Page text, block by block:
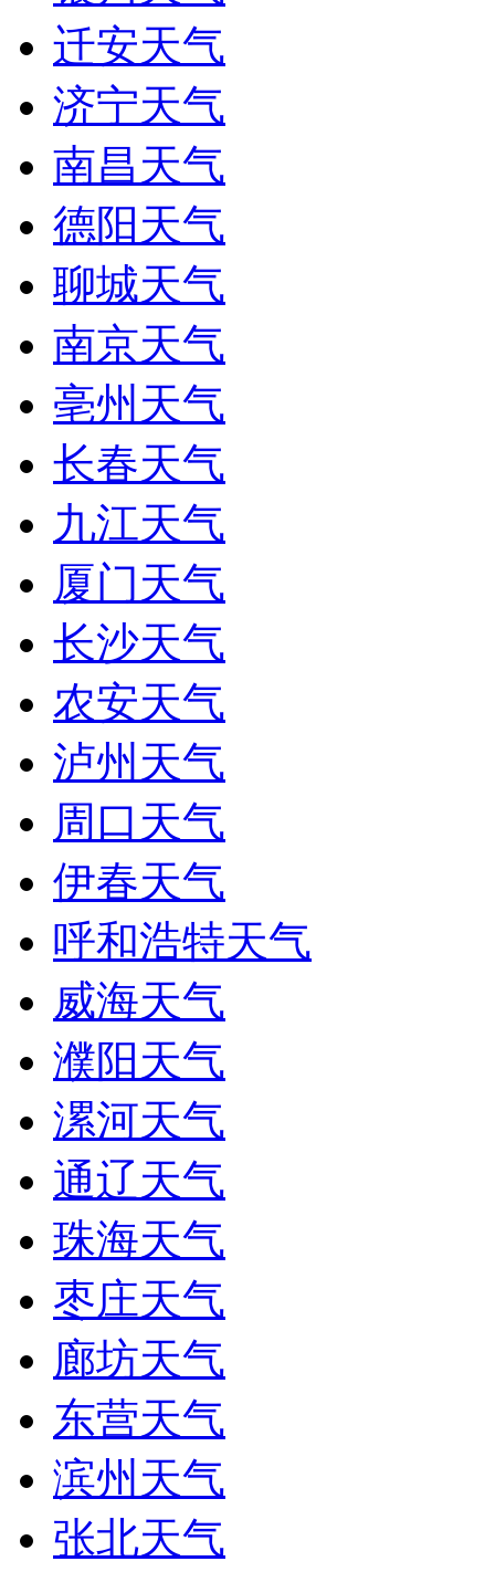
迁安天气
济宁天气
南昌天气
德阳天气
聊城天气
南京天气
亳州天气
长春天气
九江天气
厦门天气
长沙天气
农安天气
泸州天气
周口天气
伊春天气
呼和浩特天气
威海天气
濮阳天气
漯河天气
通辽天气
珠海天气
枣庄天气
廊坊天气
东营天气
滨州天气
张北天气